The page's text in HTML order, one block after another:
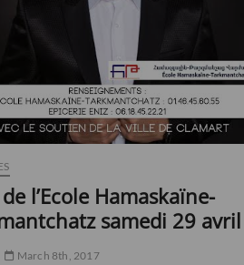
l’Ecole Hamaskaïne-
samedi 29
March 8th, 2017